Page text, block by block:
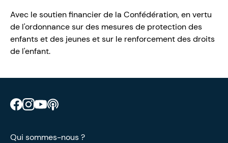
Avec le soutien financier de la Confédération, en vertu
de l'ordonnance sur des mesures de protection des
enfants et des jeunes et sur le renforcement des droits
de l'enfant.
Retrouve CIAO sur Facebook
Retrouve CIAO sur Instagram
Retrouve CIAO sur YouTube
Qui sommes-nous ?